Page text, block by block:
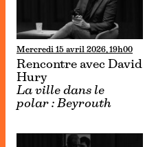
Mercredi 15 avril 2026, 19h00
Rencontre avec David
Hury
La ville dans le
polar : Beyrouth